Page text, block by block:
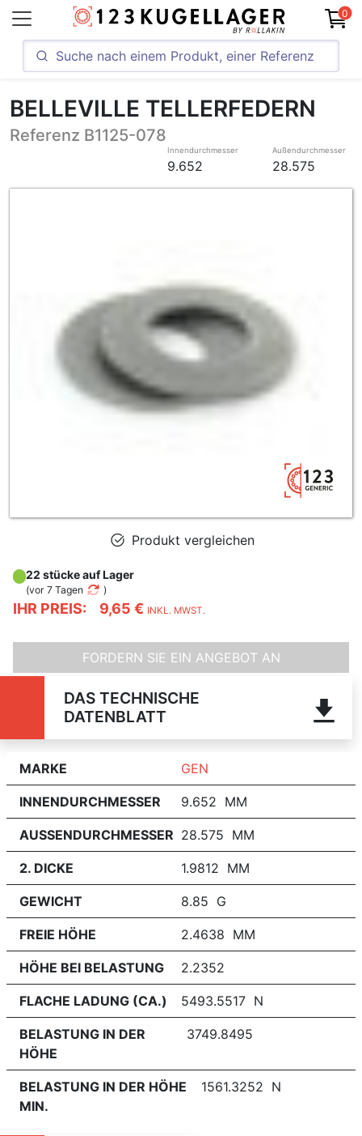
0
BELLEVILLE TELLERFEDERN
Referenz B1125-078
Innendurchmesser
9.652
Außendurchmesser
28.575
Produkt vergleichen
IHR PREIS: 9,65 € INKL. MWST.
22 stücke auf Lager
(vor 7 Tagen )
FORDERN SIE EIN ANGEBOT AN
DAS TECHNISCHE
DATENBLATT
MARKE GEN
INNENDURCHMESSER 9.652 MM
AUSSENDURCHMESSER 28.575 MM
2. DICKE 1.9812 MM
GEWICHT 8.85 G
FREIE HÖHE 2.4638 MM
HÖHE BEI BELASTUNG 2.2352
FLACHE LADUNG (CA.) 5493.5517 N
BELASTUNG IN DER
HÖHE
3749.8495
BELASTUNG IN DER HÖHE
MIN.
1561.3252 N